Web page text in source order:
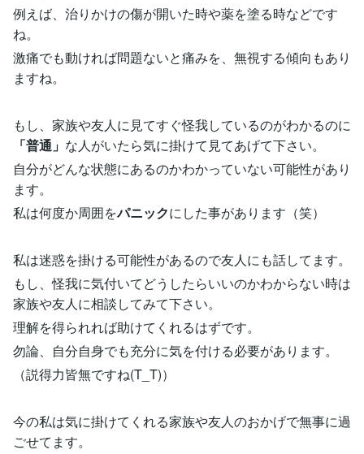
例えば、治りかけの傷が開いた時や薬を塗る時などです
ね。
激痛でも動ければ問題ないと痛みを、無視する傾向もあり
ますね。
もし、家族や友人に見てすぐ怪我しているのがわかるのに
「普通」 な人がいたら気に掛けて見てあげて下さい。
自分がどんな状態にあるのかわかっていない可能性があり
ます。
私は何度か周囲をパニックにした事があります（笑）
私は迷惑を掛ける可能性があるので友人にも話してます。
もし、怪我に気付いてどうしたらいいのかわからない時は
家族や友人に相談してみて下さい。
理解を得られれば助けてくれるはずです。
勿論、自分自身でも充分に気を付ける必要があります。
（説得力皆無ですね(T_T)）
今の私は気に掛けてくれる家族や友人のおかげで無事に過
ごせてます。